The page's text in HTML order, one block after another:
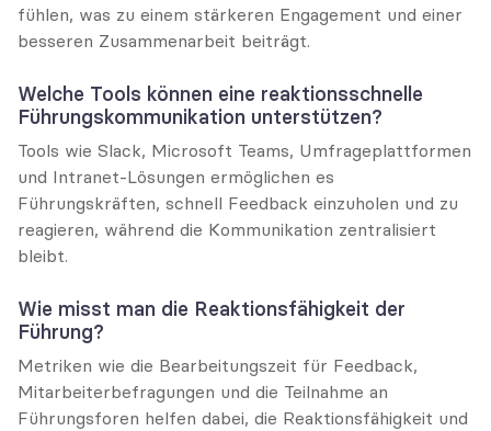
fühlen, was zu einem stärkeren Engagement und einer
besseren Zusammenarbeit beiträgt.
Welche Tools können eine reaktionsschnelle
Führungskommunikation unterstützen?
Tools wie Slack, Microsoft Teams, Umfrageplattformen
und Intranet-Lösungen ermöglichen es
Führungskräften, schnell Feedback einzuholen und zu
reagieren, während die Kommunikation zentralisiert
bleibt.
Wie misst man die Reaktionsfähigkeit der
Führung?
Metriken wie die Bearbeitungszeit für Feedback,
Mitarbeiterbefragungen und die Teilnahme an
Führungsforen helfen dabei, die Reaktionsfähigkeit und